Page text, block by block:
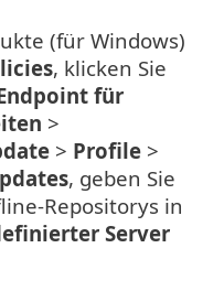
(für Windows)
, klicken Sie
Endpoint für
>
> Profile >
, geben Sie
Repositorys in
Server